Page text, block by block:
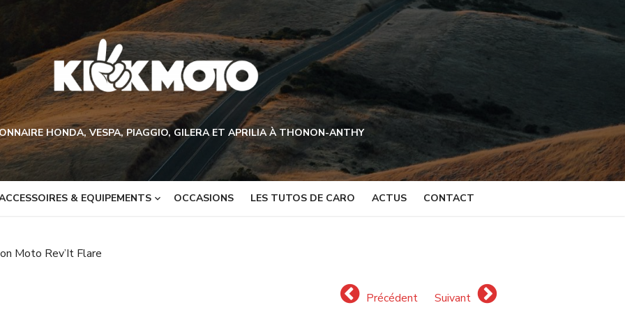
HONDA, VESPA, PIAGGIO, GILERA ET APRILIA À THONON-ANTHY
& EQUIPEMENTS OCCASIONS LES TUTOS DE CARO ACTUS CONTACT
Moto Rev’It Flare
Précédent Suivant